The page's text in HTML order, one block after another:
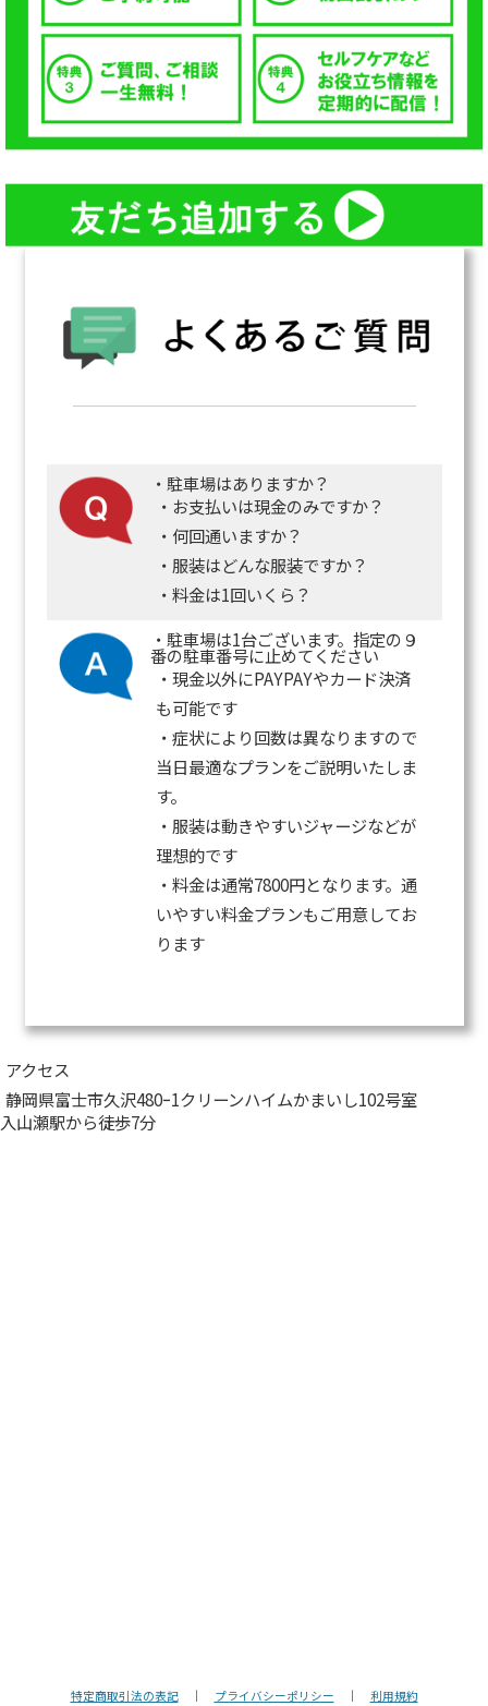
・駐車場はありますか？
・お支払いは現金のみですか？
・何回通いますか？
・服装はどんな服装ですか？
・料金は1回いくら？
・駐車場は1台ございます。指定の９
番の駐車番号に止めてください
・現金以外にPAYPAYやカード決済
も可能です
・症状により回数は異なりますので
当日最適なプランをご説明いたしま
す。
・服装は動きやすいジャージなどが
理想的です
・料金は通常7800円となります。通
いやすい料金プランもご用意してお
ります
アクセス
静岡県富士市久沢480ｰ1クリーンハイムかまいし102号室
入山瀬駅から徒歩7分
特定商取引法の表記｜ プライバシーポリシー ｜ 利用規約